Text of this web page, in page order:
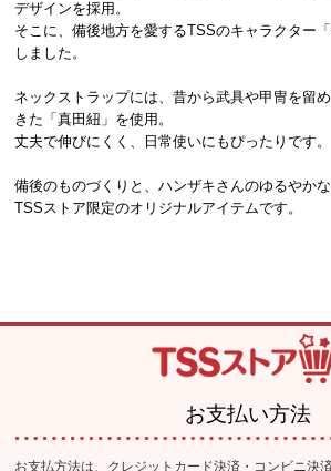
デザインを採用。
そこに、備後地方を愛するTSSのキャラクター
しました。
ネックストラップには、昔から武具や甲冑を留
きた「真田紐」を使用。
丈夫で伸びにくく、日常使いにもぴったりです。
備後のものづくりと、ハンザキさんのゆるやか
TSSストア限定のオリジナルアイテムです。
お支払い方法
お支払方法は、クレジットカード決済・コンビニ決